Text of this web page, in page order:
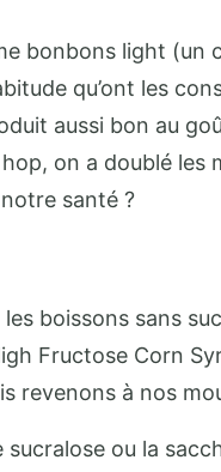
bonbons light (un
qu’ont les
aussi bon au
on a doublé les
santé ?
boissons sans
Fructose Corn
revenons à nos
sucralose ou la